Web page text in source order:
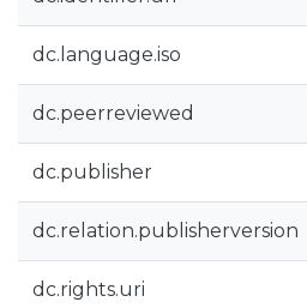
dc.language.iso
dc.peerreviewed
dc.publisher
dc.relation.publisherversion
dc.rights.uri